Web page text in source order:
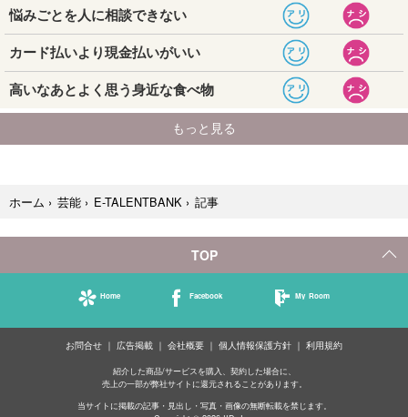
ホーム › 芸能 › E-TALENTBANK › 記事
TOP
Home Facebook My Room
お問合せ 広告掲載 会社概要 個人情報保護方針 利用規約
紹介した商品/サービスを購入、契約した場合に、
売上の一部が弊社サイトに還元されることがあります。
当サイトに掲載の記事・見出し・写真・画像の無断転載を禁じます。